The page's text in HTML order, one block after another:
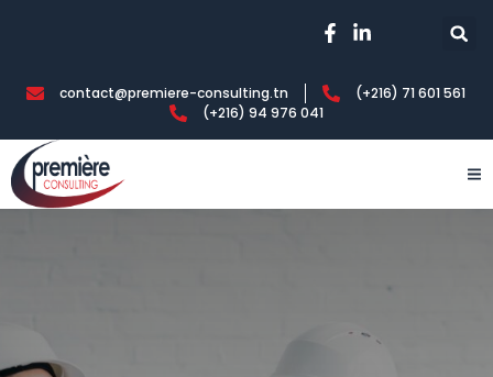
contact@premiere-consulting.tn
(+216) 71 601 561
(+216) 94 976 041